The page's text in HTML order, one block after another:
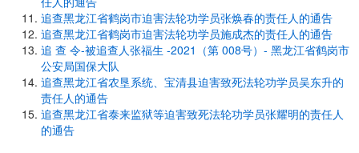
追查黑龙江省鹤岗市迫害法轮功学员张焕春的责任人的通告
追查黑龙江省鹤岗市迫害法轮功学员施成杰的责任人的通告
追 查 令-被追查人张福生 -2021（第 008号）- 黑龙江省鹤岗市
公安局国保大队
追查黑龙江省农垦系统、宝清县迫害致死法轮功学员吴东升的
责任人的通告
追查黑龙江省泰来监狱等迫害致死法轮功学员张耀明的责任人
的通告